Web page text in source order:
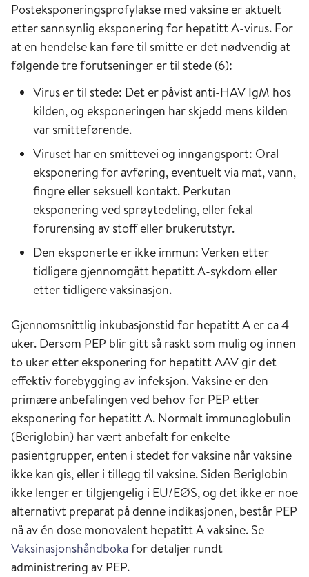
Posteksponeringsprofylakse med vaksine er aktuelt
etter sannsynlig eksponering for hepatitt A-virus. For
at en hendelse kan føre til smitte er det nødvendig at
følgende tre forutseninger er til stede (6):
Virus er til stede: Det er påvist anti-HAV IgM hos
kilden, og eksponeringen har skjedd mens kilden
var smitteførende.
Viruset har en smittevei og inngangsport: Oral
eksponering for avføring, eventuelt via mat, vann,
fingre eller seksuell kontakt. Perkutan
eksponering ved sprøytedeling, eller fekal
forurensing av stoff eller brukerutstyr.
Den eksponerte er ikke immun: Verken etter
tidligere gjennomgått hepatitt A-sykdom eller
etter tidligere vaksinasjon.
Gjennomsnittlig inkubasjonstid for hepatitt A er ca 4
uker. Dersom PEP blir gitt så raskt som mulig og innen
to uker etter eksponering for hepatitt AAV gir det
effektiv forebygging av infeksjon. Vaksine er den
primære anbefalingen ved behov for PEP etter
eksponering for hepatitt A. Normalt immunoglobulin
(Beriglobin) har vært anbefalt for enkelte
pasientgrupper, enten i stedet for vaksine når vaksine
ikke kan gis, eller i tillegg til vaksine. Siden Beriglobin
ikke lenger er tilgjengelig i EU/EØS, og det ikke er noe
alternativt preparat på denne indikasjonen, består PEP
nå av én dose monovalent hepatitt A vaksine. Se
Vaksinasjonshåndbokafor detaljer rundt
administrering av PEP.